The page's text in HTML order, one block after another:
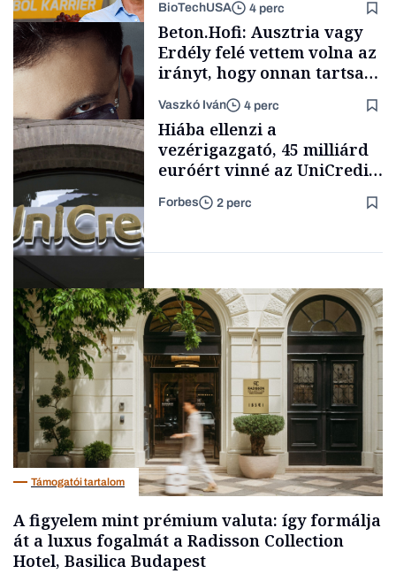
Milliárdosok
Content Lab HUB
BioTechUSA 4 perc
Forbes-sztori
Beton.Hofi: Ausztria vagy
Erdély felé vettem volna az
irányt, hogy onnan tartsam
lélegeztetőgépen a magyar
zenét
Vaszkó Iván 4 perc
Bank
Hiába ellenzi a
vezérigazgató, 45 milliárd
euróért vinné az UniCredit
az egyik legnagyobb német
bankot
Forbes 2 perc
Támogatói tartalom
A figyelem mint prémium valuta: így formálja
át a luxus fogalmát a Radisson Collection
Hotel, Basilica Budapest